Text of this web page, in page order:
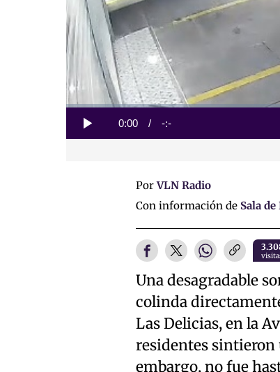
Play Current
0:00 / Duration
-:-
Loaded:
PorVLN Radio
Con información de Sala de
Una desagradable
colinda
Las Delicias, en la
residentes sintieron
embargo, no fue